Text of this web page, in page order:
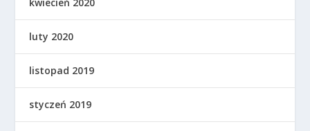
luty 2020
listopad 2019
styczeń 2019